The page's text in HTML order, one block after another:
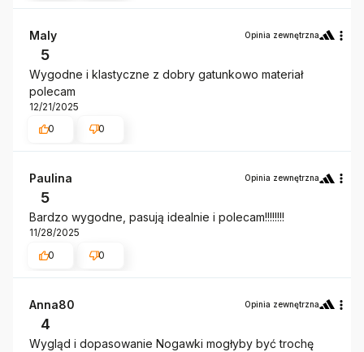
Maly Opinia zewnętrzna
5
Wygodne i klastyczne z dobry gatunkowo materiał
polecam
12/21/2025
0
0
Paulina Opinia zewnętrzna
5
Bardzo wygodne, pasują idealnie i polecam!!!!!!!!
11/28/2025
0
0
Anna80 Opinia zewnętrzna
4
Wygląd i dopasowanie Nogawki mogłyby być trochę